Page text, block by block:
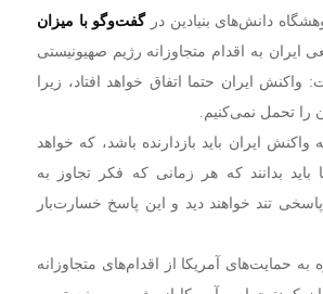
دانش‌های بنیادین درگفت‌وگو با میزان
ایران به اقدام متجاوزانه رژیم صهیونیستی
ایران حتما اتفاق خواهد افتاد، زیرا
را تحمل نمی‌کنیم.
واکنش ایران باید بازدارنده باشد، که خواهد
باید بدانند که هر زمانی که فکر تجاوز به
تند خواهند دید و این پاسخ خسارت‌بار
به حمایت‌های آمریکا از اقدام‌های متجاوزانه